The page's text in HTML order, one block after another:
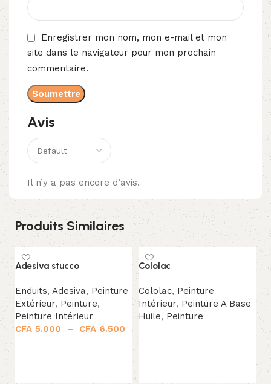
Avis
Il n’y a pas encore d’avis.
Enregistrer mon nom, mon e-mail et mon
site dans le navigateur pour mon prochain
commentaire.
Produits Similaires
Adesiva stucco
Enduits, Adesiva, Peinture
Extérieur, Peinture,
Peinture Intérieur
CFA 5.000 – CFA 6.500
Cololac
Cololac, Peinture
Intérieur, Peinture A Base
Huile, Peinture